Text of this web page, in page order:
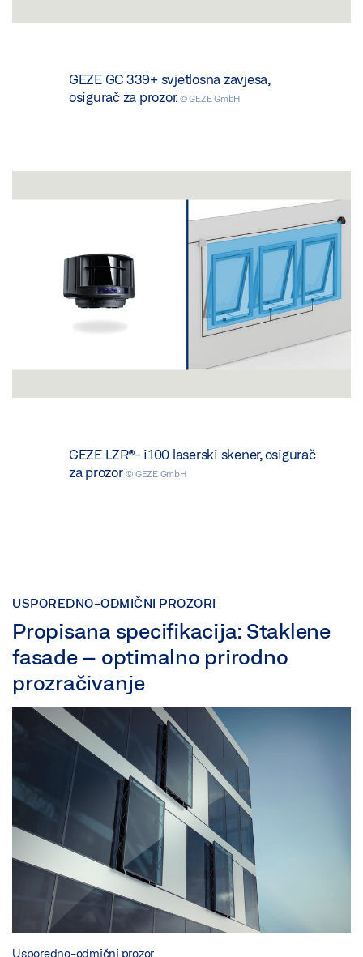
GEZE GC 339+ svjetlosna zavjesa,
osigurač za prozor. © GEZE GmbH
GEZE LZR®- i100 laserski skener, osigurač
za prozor© GEZE GmbH
USPOREDNO-ODMIČNI PROZORI
Propisana specifikacija: Staklene
fasade – optimalno prirodno
prozračivanje
Usporedno-odmični prozor